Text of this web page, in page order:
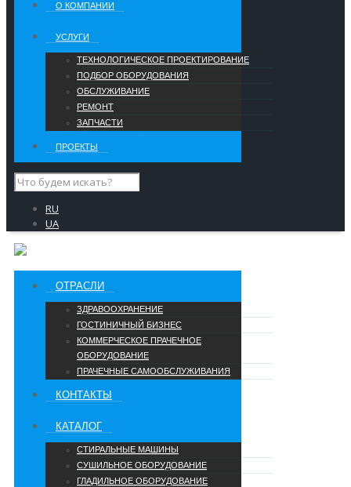
О КОМПАНИИ
УCЛУГИ
ТЕХНОЛОГИЧЕСКОЕ ПРОЕКТИРОВАНИЕ
ПОДБОР ОБОРУДОВАНИЯ
ОБСЛУЖИВАНИЕ
РЕМОНТ
ЗАПЧАСТИ
ПРОЕКТЫ
RU
UA
ОТРАСЛИ
ЗДРАВООХРАНЕНИЕ
ГОСТИНИЧНЫЙ БИЗНЕС
КОММЕРЧЕСКОЕ ПРАЧЕЧНОЕ
ОБОРУДОВАНИЕ
ПРАЧЕЧНЫЕ САМООБСЛУЖИВАНИЯ
КОНТАКТЫ
КАТАЛОГ
СТИРАЛЬНЫЕ МАШИНЫ
СУШИЛЬНОЕ ОБОРУДОВАНИЕ
ГЛАДИЛЬНОЕ ОБОРУДОВАНИЕ